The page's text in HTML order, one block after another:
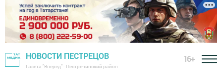
НОВОСТИ ПЕСТРЕЦОВ
Газета "Вперед" - Пестречинский район
16+